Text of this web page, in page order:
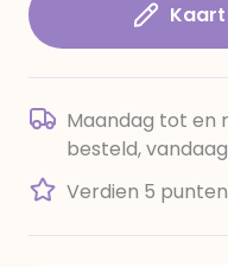
Maandag tot en
besteld,
Verdien 5